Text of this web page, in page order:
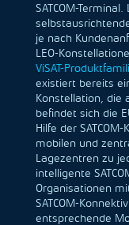
SATCOM-
je nach
LEO-
ViSAT-
existiert bereits
Konstellation, die
befindet sich die
Hilfe der
mobilen und
Lagezentren zu
intelligente
Organisationen
SATCOM-
entsprechende